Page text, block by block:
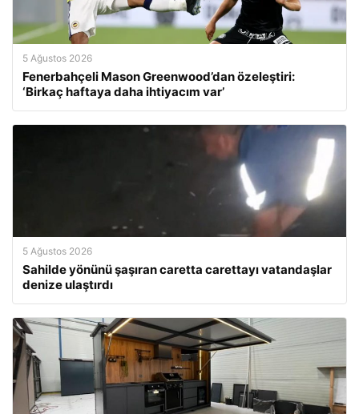
5 Ağustos 2026
Fenerbahçeli Mason Greenwood’dan özeleştiri:
‘Birkaç haftaya daha ihtiyacım var’
5 Ağustos 2026
Sahilde yönünü şaşıran caretta carettayı vatandaşlar
denize ulaştırdı